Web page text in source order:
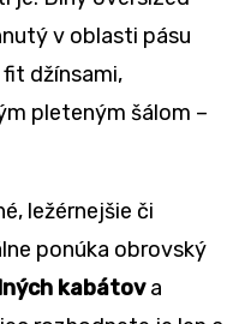
v oblasti pásu
džínsami,
pleteným šálom –
ležérnejšie či
ponúka obrovský
kabátova